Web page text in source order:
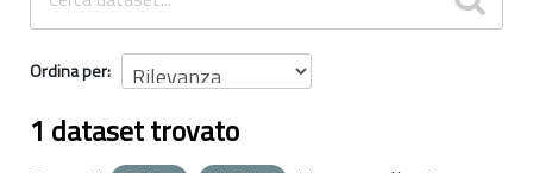
Ordina per
1 dataset trovato